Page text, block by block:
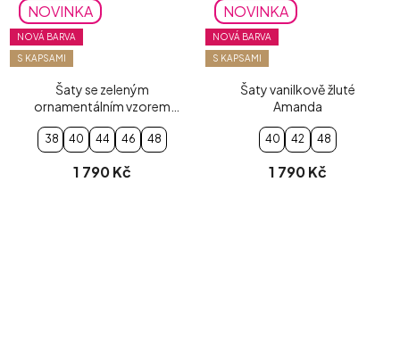
NOVINKA
NOVÁ BARVA
S KAPSAMI
Šaty se zeleným
ornamentálním vzorem
38 40 44 46 48
1 790 Kč
NOVINKA
NOVÁ BARVA
S KAPSAMI
Šaty vanilkově žluté
Amanda
40 42 48
1 790 Kč